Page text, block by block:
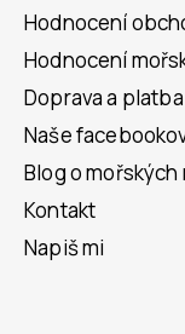
Hodnocení
Hodnocení
Doprava a platba
Naše
Blog o
Kontakt
Napiš mi